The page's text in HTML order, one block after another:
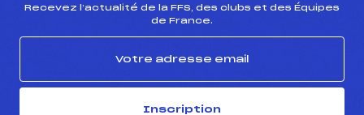
Recevez l’actualité de la FFS, des clubs et des Équipes
de France.
Inscription